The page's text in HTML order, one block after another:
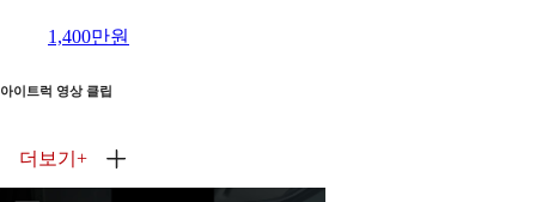
1,400만원
아이트럭 영상 클립
더보기 +